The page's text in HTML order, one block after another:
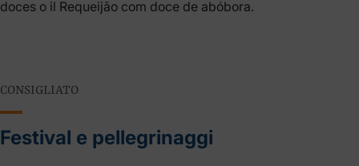
doces o il Requeijão com doce de abóbora.
CONSIGLIATO
Festival e pellegrinaggi